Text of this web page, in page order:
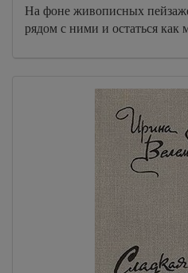
На фоне живописных
рядом с ними и остаться